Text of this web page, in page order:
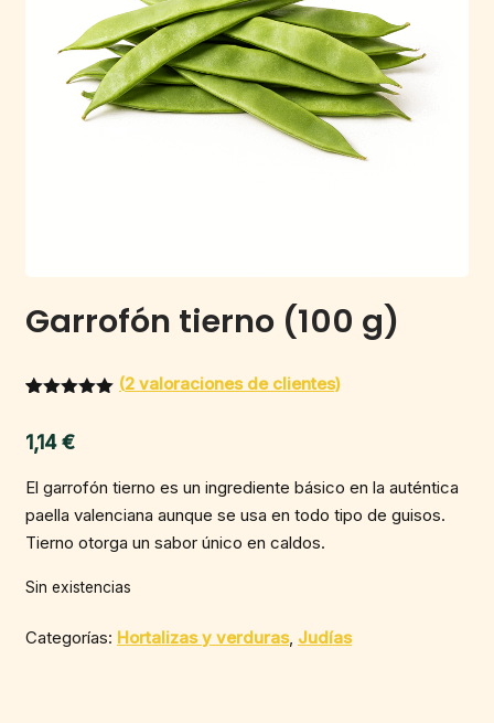
Garrofón tierno (100 g)
de 5 en
base a
de un
cliente
(2 valoraciones de clientes)
1,14€
El garrofón tierno es un ingrediente básico en la auténtica
paella valenciana aunque se usa en todo tipo de guisos.
Tierno otorga un sabor único en caldos.
Sin existencias
Categorías: Hortalizas y verduras, Judías